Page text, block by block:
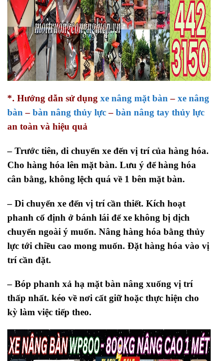
*. Hướng dẫn sử dụng xe nâng mặt bàn – xe nâng
bàn – bàn nâng thủy lực– bàn nâng tay thủy lực
an toàn và hiệu quả
– Trước tiên, di chuyển xe đến vị trí của hàng hóa.
Cho hàng hóa lên mặt bàn. Lưu ý để hàng hóa
cân bằng, không lệch quá về 1 bên mặt bàn.
– Di chuyển xe đến vị trí cần thiết. Kích hoạt
phanh cố định ở bánh lái để xe không bị dịch
chuyển ngoài ý muốn. Nâng hàng hóa bằng thủy
lực tới chiều cao mong muốn. Đặt hàng hóa vào vị
trí cần đặt.
– Bóp phanh xả hạ mặt bàn nâng xuống vị trí
thấp nhất. kéo về nơi cất giữ hoặc thực hiện cho
kỳ làm việc tiếp theo.